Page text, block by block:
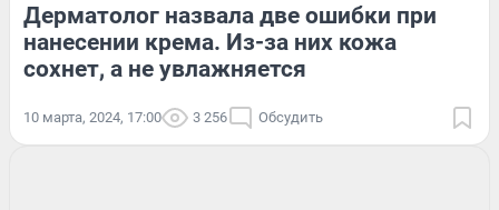
Дерматолог назвала две ошибки при
нанесении крема. Из-за них кожа
сохнет, а не увлажняется
10 марта, 2024, 17:00 3 256 Обсудить